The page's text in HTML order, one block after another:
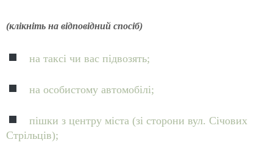
(клікніть на відповідний спосіб)
на таксі чи вас підвозять;
на особистому автомобілі;
пішки з центру міста (зі сторони вул. Січових
Стрільців);